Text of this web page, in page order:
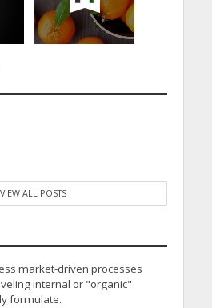
VIEW ALL POSTS
market-driven processes
internal or "organic"
formulate.